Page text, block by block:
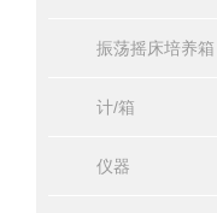
振荡摇床培养箱
计/箱
仪器